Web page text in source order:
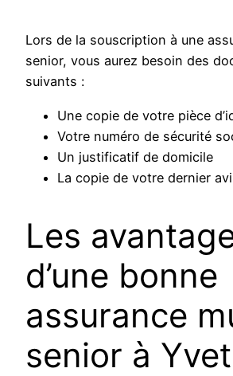
Lors de la souscription à une
senior, vous aurez besoin des
suivants :
Une copie de votre pièce
Votre numéro de sécurité
Un justificatif de domicile
La copie de votre dernier
Les
d’une bonne
assurance
senior à